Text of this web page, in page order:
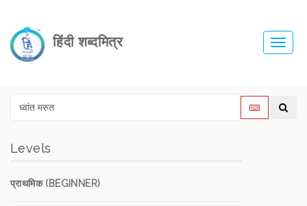
हिंदी शब्दमित्र
Levels
प्राथमिक (BEGINNER)